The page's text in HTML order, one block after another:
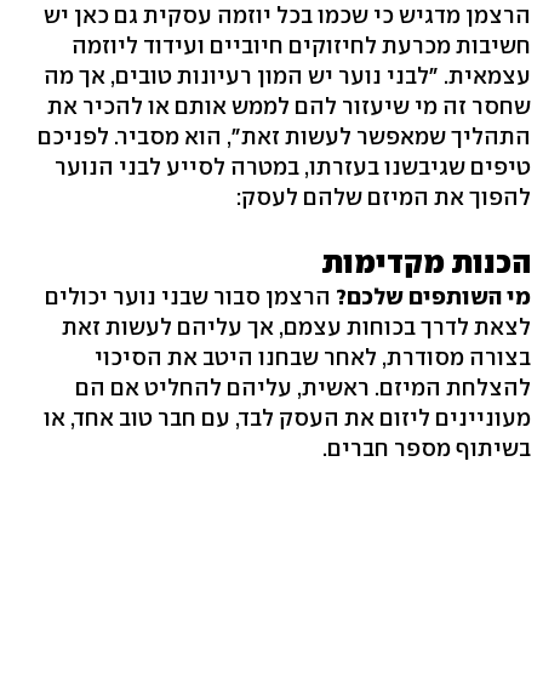
הרצמן מדגיש כי שכמו בכל יוזמה עסקית גם כאן יש
חשיבות מכרעת לחיזוקים חיוביים ועידוד ליוזמה
עצמאית. "לבני נוער יש המון רעיונות טובים, אך מה
שחסר זה מי שיעזור להם לממש אותם או להכיר את
התהליך שמאפשר לעשות זאת", הוא מסביר. לפניכם
טיפים שגיבשנו בעזרתו, במטרה לסייע לבני הנוער
להפוך את המיזם שלהם לעסק:
הכנות מקדימות
מי השותפים שלכם? הרצמן סבור שבני נוער יכולים
לצאת לדרך בכוחות עצמם, אך עליהם לעשות זאת
בצורה מסודרת, לאחר שבחנו היטב את הסיכוי
להצלחת המיזם. ראשית, עליהם להחליט אם הם
מעוניינים ליזום את העסק לבד, עם חבר טוב אחד, או
בשיתוף מספר חברים.